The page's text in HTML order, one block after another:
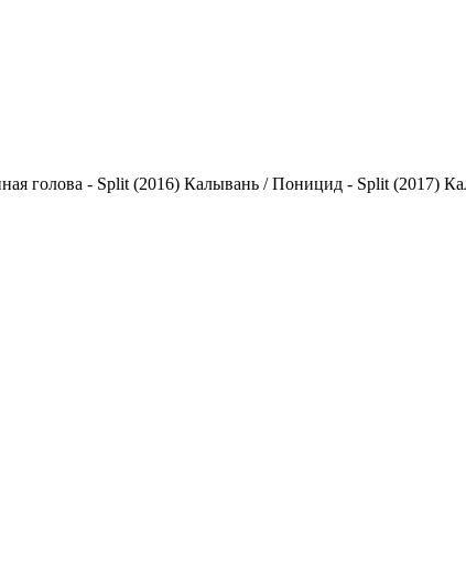
голова - Split (2016) Калывань / Поницид - Split (2017)